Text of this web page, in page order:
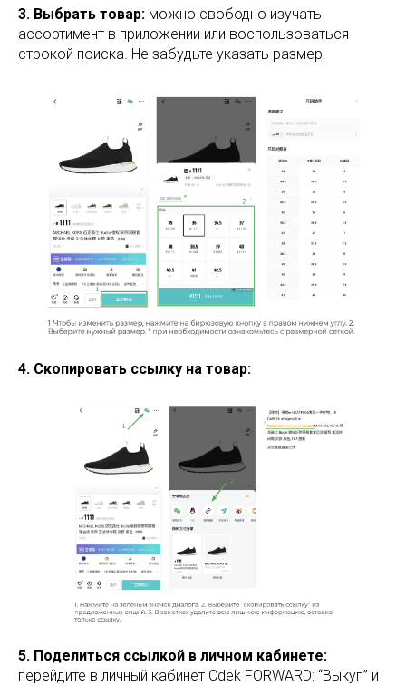
3. Выбрать товар: можно свободно изучать
ассортимент в приложении или воспользоваться
строкой поиска. Не забудьте указать размер.
4. Скопировать ссылку на товар:
5. Поделиться ссылкой в личном кабинете:
перейдите в личный кабинет Cdek FORWARD: “Выкуп” и